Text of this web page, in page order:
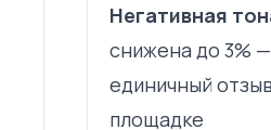
Негативная
снижена до 3%
единичный
площадке